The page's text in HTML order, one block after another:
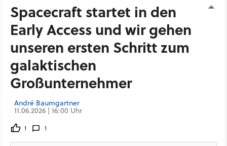
Spacecraft startet in den
Early Access und wir gehen
unseren ersten Schritt zum
galaktischen
Großunternehmer
André Baumgartner
11.06.2026 | 16:00 Uhr
1 1